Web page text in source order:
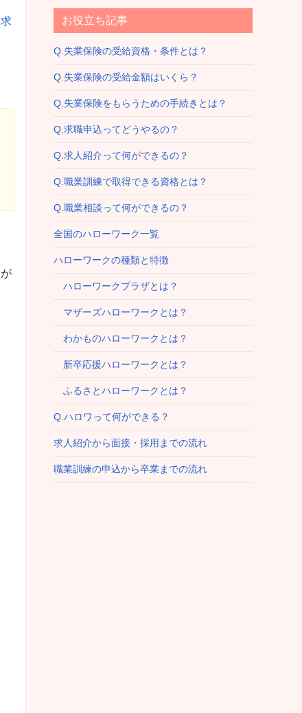
求
が
お役立ち記事
Q.失業保険の受給資格・条件とは？
Q.失業保険の受給金額はいくら？
Q.失業保険をもらうための手続きとは？
Q.求職申込ってどうやるの？
Q.求人紹介って何ができるの？
Q.職業訓練で取得できる資格とは？
Q.職業相談って何ができるの？
全国のハローワーク一覧
ハローワークの種類と特徴
ハローワークプラザとは？
マザーズハローワークとは？
わかものハローワークとは？
新卒応援ハローワークとは？
ふるさとハローワークとは？
Q.ハロワって何ができる？
求人紹介から面接・採用までの流れ
職業訓練の申込から卒業までの流れ